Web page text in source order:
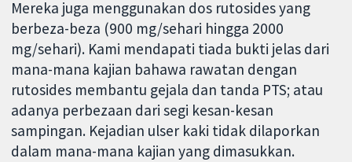
Mereka juga menggunakan dos rutosides yang
berbeza-beza (900 mg/sehari hingga 2000
mg/sehari). Kami mendapati tiada bukti jelas dari
mana-mana kajian bahawa rawatan dengan
rutosides membantu gejala dan tanda PTS; atau
adanya perbezaan dari segi kesan-kesan
sampingan. Kejadian ulser kaki tidak dilaporkan
dalam mana-mana kajian yang dimasukkan.